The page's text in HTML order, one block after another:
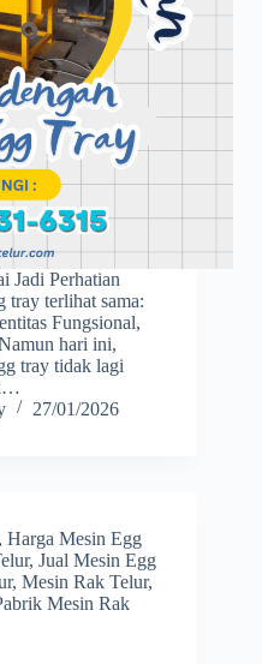
Jadi Perhatian
tray terlihat sama:
Fungsional,
hari ini,
tray tidak lagi
27/01/2026
, Harga Mesin Egg
, Jual Mesin Egg
, Mesin Rak Telur,
Mesin Rak